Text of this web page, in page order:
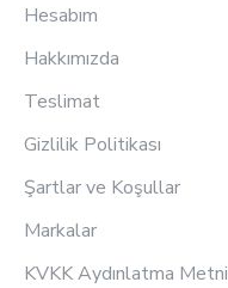
Hesabım
Hakkımızda
Teslimat
Gizlilik Politikası
Şartlar ve Koşullar
Markalar
KVKK Aydınlatma Metni